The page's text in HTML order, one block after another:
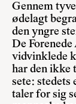
Gennem
ødelagt
den yngre
De
vidvinklede
har den ikke
sete: stedets
taler for sig